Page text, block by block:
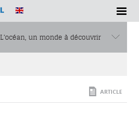
L’océan, un monde à découvrir
ARTICLE